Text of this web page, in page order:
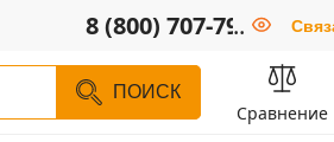
8 (800) 707-79-66
..
ПОИСК
Сравнение